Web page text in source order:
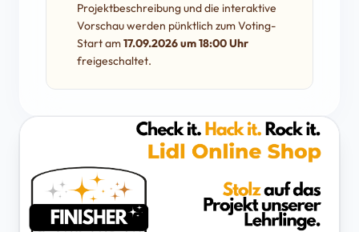
Projektbeschreibung und die interaktive
Vorschau werden pünktlich zum Voting-
Start am17.09.2026 um 18:00 Uhr
freigeschaltet.